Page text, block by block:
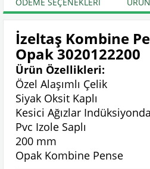
İzeltaş Kombine
Opak 3020122200
Ürün Özellikleri:
Özel Alaşımlı Çelik
Siyak Oksit Kaplı
Kesici Ağızlar
Pvc Izole Saplı
200 mm
Opak Kombine Pense